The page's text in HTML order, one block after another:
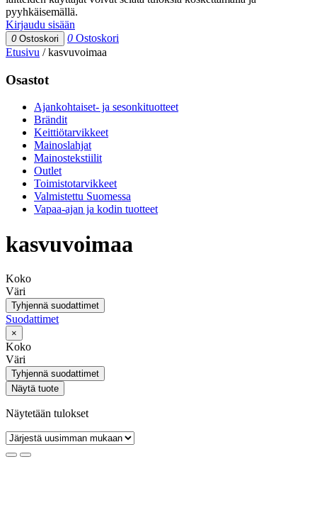
pyyhkäisemällä.
Kirjaudu sisään
0 Ostoskori 0 Ostoskori
Etusivu /kasvuvoimaa
Osastot
Ajankohtaiset- ja sesonkituotteet
Brändit
Keittiötarvikkeet
Mainoslahjat
Mainostekstiilit
Outlet
Toimistotarvikkeet
Valmistettu Suomessa
Vapaa-ajan ja kodin tuotteet
kasvuvoimaa
Koko
Väri
Tyhjennä suodattimet
Suodattimet
×
Koko
Väri
Tyhjennä suodattimet
Näytä tuote
Näytetään tulokset